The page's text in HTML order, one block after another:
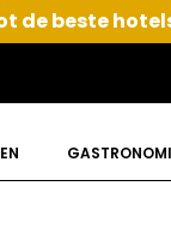
de beste